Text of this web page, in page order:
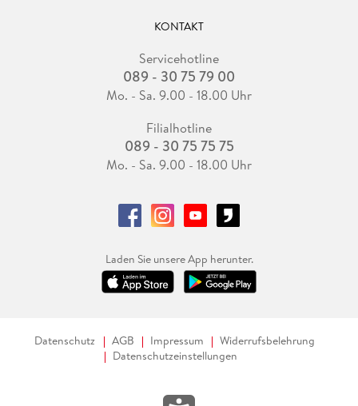
KONTAKT
Servicehotline
089 - 30 75 79 00
Mo. - Sa. 9.00 - 18.00 Uhr
Filialhotline
089 - 30 75 75 75
Mo. - Sa. 9.00 - 18.00 Uhr
Laden Sie unsere App herunter.
Datenschutz AGB Impressum
Widerrufsbelehrung
Datenschutzeinstellungen